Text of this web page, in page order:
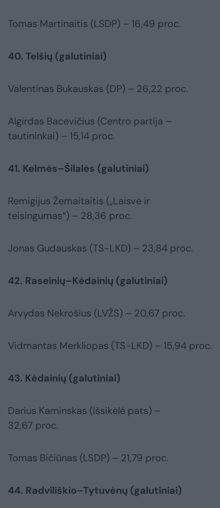
Tomas Martinaitis (LSDP) – 16,49 proc.
40. Telšių (galutiniai)
Valentinas Bukauskas (DP) – 26,22 proc.
Algirdas Bacevičius (Centro partija –
tautininkai) – 15,14 proc.
41. Kelmės–Šilalės (galutiniai)
Remigijus Žemaitaitis („Laisvė ir
teisingumas“) – 28,36 proc.
Jonas Gudauskas (TS-LKD) – 23,84 proc.
42. Raseinių–Kėdainių (galutiniai)
Arvydas Nekrošius (LVŽS) – 20,67 proc.
Vidmantas Merkliopas (TS-LKD) – 15,94 proc.
43. Kėdainių (galutiniai)
Darius Kaminskas (Išsikėlė pats) –
32,67 proc.
Tomas Bičiūnas (LSDP) – 21,79 proc.
44. Radviliškio–Tytuvėnų (galutiniai)